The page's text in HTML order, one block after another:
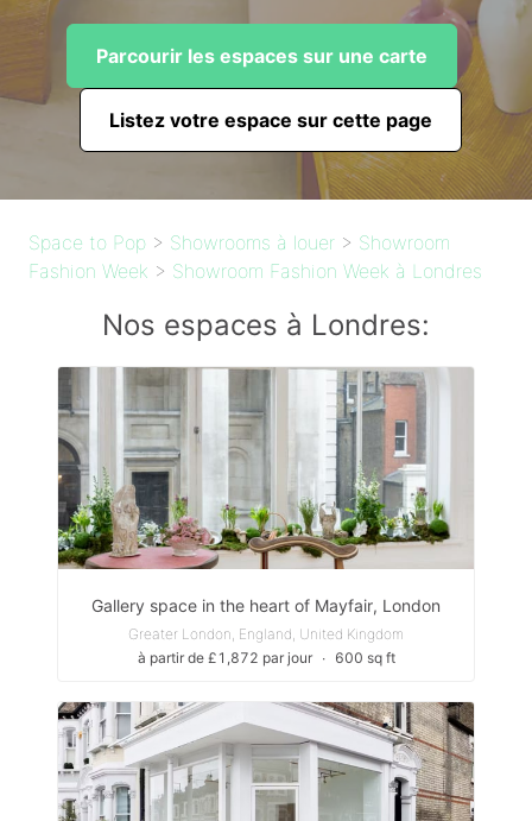
Parcourir les espaces sur une carte
Listez votre espace sur cette page
Space to Pop > Showrooms à louer > Showroom
Fashion Week > Showroom Fashion Week à Londres
Nos espaces à Londres:
Gallery space in the heart of Mayfair, London
Greater London, England, United Kingdom
à partir de £1,872 par jour
∙ 600 sq ft